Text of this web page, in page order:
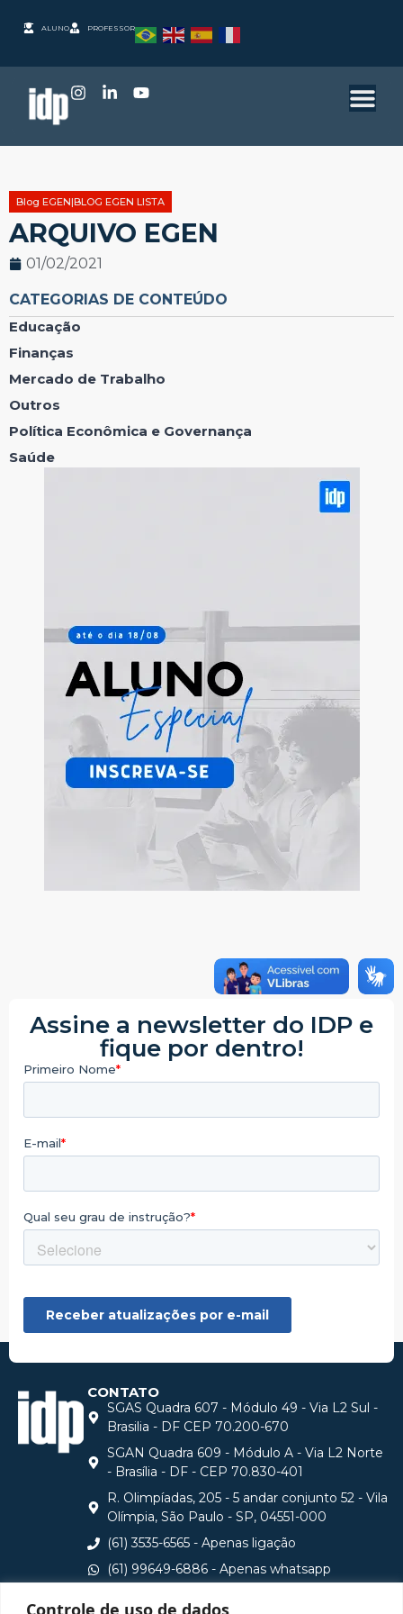
Controle de uso de dados
ALUNO PROFESSOR
Blog EGEN|BLOG EGEN LISTA
ARQUIVO EGEN
01/02/2021
CATEGORIAS DE CONTEÚDO
Educação
Finanças
Mercado de Trabalho
Outros
Política Econômica e Governança
Saúde
Assine a newsletter do IDP e
fique por dentro!
CONTATO
SGAS Quadra 607 - Módulo 49 - Via L2 Sul -
Brasilia - DF CEP 70.200-670
SGAN Quadra 609 - Módulo A - Via L2 Norte
- Brasília - DF - CEP 70.830-401
R. Olimpíadas, 205 - 5 andar conjunto 52 - Vila
Olímpia, São Paulo - SP, 04551-000
(61) 3535-6565 - Apenas ligação
(61) 99649-6886 - Apenas whatsapp